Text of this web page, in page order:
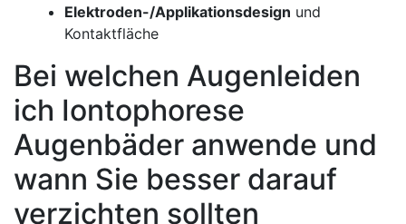
Elektroden-/Applikationsdesign und
Kontaktfläche
Bei welchen ⁤Augenleiden ​
ich ​Iontophorese
Augenbäder anwende und
wann‍ Sie besser darauf
verzichten sollten